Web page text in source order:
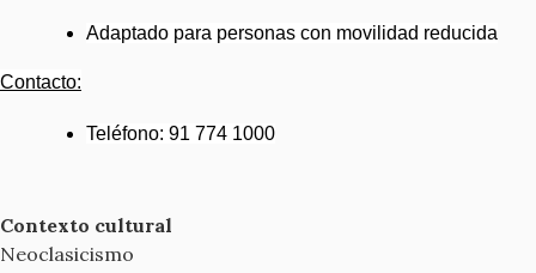
Adaptado para personas con movilidad reducida
Contacto:
Teléfono: 91 774 1000
Contexto cultural
Neoclasicismo